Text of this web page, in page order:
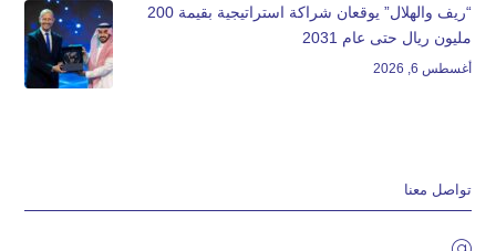
“ريف والهلال” يوقعان شراكة استراتيجية بقيمة 200
مليون ريال حتى عام 2031
أغسطس 6, 2026
تواصل معنا